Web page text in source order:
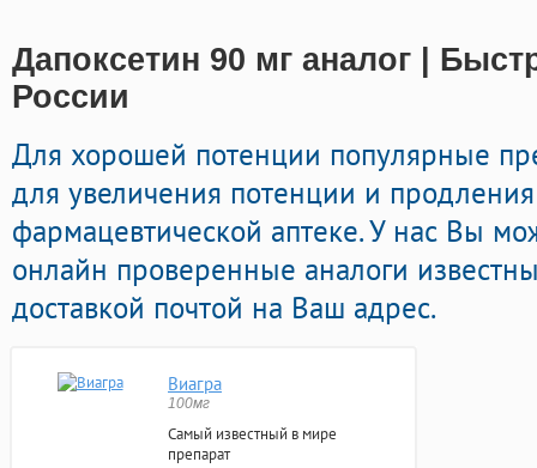
Дапоксетин 90 мг аналог |
России
Для хорошей потенции популярные
для увеличения потенции и продления
фармацевтической аптеке. У нас Вы
онлайн проверенные аналоги
доставкой почтой на Ваш адрес.
Виагра
100мг
Самый известный в мире
препарат